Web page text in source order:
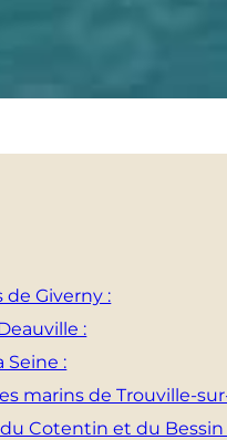
de Giverny :
:
Seine :
marins de Trouville-
du Cotentin et du Bessin